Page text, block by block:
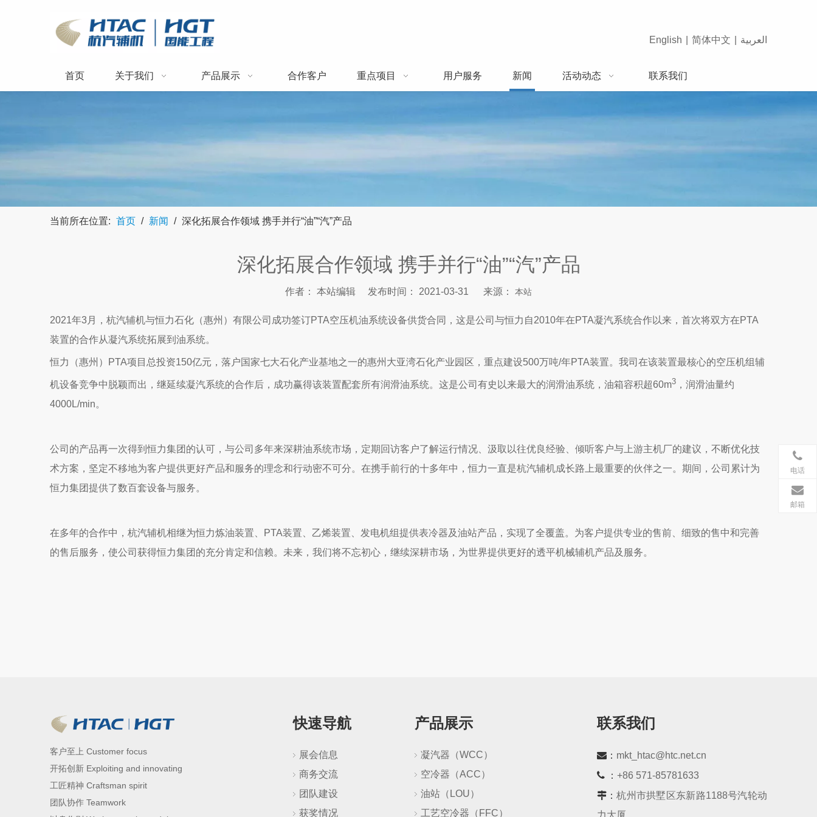
English 简体中文 العربية
首页 关于我们 产品展示 合作客户 重点项目 用户服务 新闻 活动动态 联系我们
当前所在位置: 首页 / 新闻 / 深化拓展合作领域 携手并行“油”“汽”产品
深化拓展合作领域 携手并行“油”“汽”产品
作者： 本站编辑 发布时间： 2021-03-31 来源： 本站
["wechat","weibo","qzone","douban","email"]
2021年3月，杭汽辅机与恒力石化（惠州）有限公司成功签订PTA空压机油系统设备供货合同，这是公司与恒力自2010年在PTA凝汽系统合作以来，首次将双方在PTA
装置的合作从凝汽系统拓展到油系统。
恒力（惠州）PTA项目总投资150亿元，落户国家七大石化产业基地之一的惠州大亚湾石化产业园区，重点建设500万吨/年PTA装置。我司在该装置最核心的空压机组辅
机设备竞争中脱颖而出，继延续凝汽系统的合作后，成功赢得该装置配套所有润滑油系统。这是公司有史以来最大的润滑油系统，油箱容积超60m3 ，润滑油量约
4000L/min。
公司的产品再一次得到恒力集团的认可，与公司多年来深耕油系统市场，定期回访客户了解运行情况、汲取以往优良经验、倾听客户与上游主机厂的建议，不断优化技
术方案，坚定不移地为客户提供更好产品和服务的理念和行动密不可分。在携手前行的十多年中，恒力一直是杭汽辅机成长路上最重要的伙伴之一。期间，公司累计为
恒力集团提供了数百套设备与服务。
在多年的合作中，杭汽辅机相继为恒力炼油装置、PTA装置、乙烯装置、发电机组提供表冷器及油站产品，实现了全覆盖。为客户提供专业的售前、细致的售中和完善
的售后服务，使公司获得恒力集团的充分肯定和信赖。未来，我们将不忘初心，继续深耕市场，为世界提供更好的透平机械辅机产品及服务。
客户至上 Customer focus
开拓创新 Exploiting and innovating
工匠精神 Craftsman spirit
团队协作 Teamwork
快速导航
展会信息
商务交流
团队建设
获奖情况
产品展示
凝汽器（WCC）
空冷器（ACC）
油站（LOU）
工艺空冷器（FFC）
联系我们
： mkt_htac@htc.net.cn
 ： +86 571-85781633
： 杭州市拱墅区东新路1188号汽轮动
电话
邮箱